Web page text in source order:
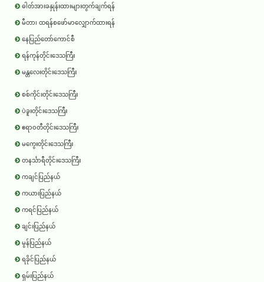
ဓါတ်အားခနှုန်းထားများတွက်ချက်ရန်
မီတာ၊ ထရန်စဖော်မာလျှောက်ထားရန်
နေပြည်တော်ကောင်စီ
ရန်ကုန်တိုင်းဒေသကြီး
မန္တလေးတိုင်းဒေသကြီး
စစ်ကိုင်းတိုင်းဒေသကြီး
ပဲခူးတိုင်းဒေသကြီး
ဧရာ၀တီတိုင်းဒေသကြီး
မကွေးတိုင်းဒေသကြီး
တနင်္သာရီတိုင်းဒေသကြီး
ကချင်ပြည်နယ်
ကယားပြည်နယ်
ကရင်ပြည်နယ်
ချင်းပြည်နယ်
မွန်ပြည်နယ်
ရခိုင်ပြည်နယ်
ရှမ်းပြည်နယ်